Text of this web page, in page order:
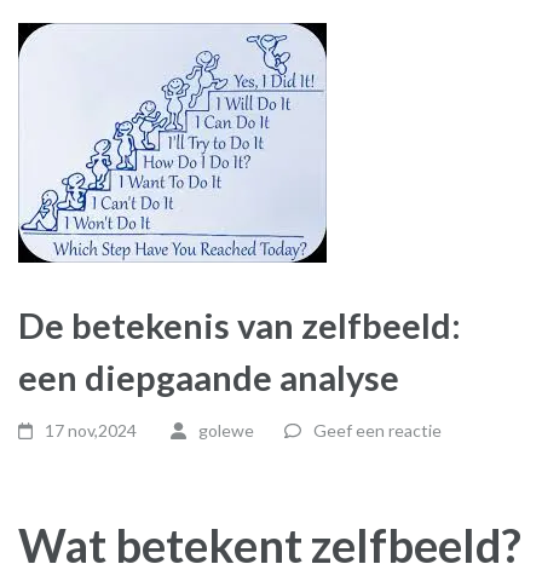
De betekenis van zelfbeeld:
een diepgaande analyse
17 nov,2024 golewe Geef een reactie
Wat betekent zelfbeeld?